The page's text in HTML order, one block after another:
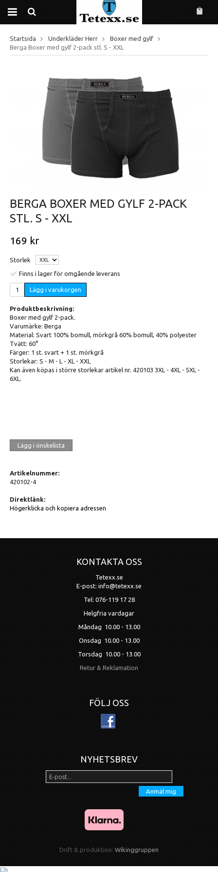
Startsida Underkläder Herr
Boxer med gylf
Berga Boxer med gylf 2-pack stl. S - XXL
BERGA BOXER MED GYLF 2-PACK
STL. S - XXL
169 kr
Storlek
Finns i lager för omgående leverans
Lägg i varukorgen
Produktbeskrivning:
Boxer med gylf 2-pack.
Varumärke: Berga
Material: Svart 100% bomull, mörkgrå 60% bomull, 40% polyester
Tvätt: 60°
Färger: 1 st. svart + 1 st. mörkgrå
Storlekar: S - M - L - XL - XXL
Kan även köpas i större storlekar artikel nr. 420103 3XL - 4XL - 5XL -
6XL.
Lägg i önskelista
Artikelnummer:
420102-4
Direktlänk:
Högerklicka och kopiera adressen
KONTAKTA OSS
Tetexx.se
E-post: info@tetexx.se
Tel: 076-119 17 28
Helgfria vardagar
Måndag 10.00 - 13.00
Onsdag 10.00 - 13.00
Torsdag 10.00 - 13.00
Retur & Reklamation
FÖLJ OSS
NYHETSBREV
Anmäl mig
Drift & produktion: Wikinggruppen